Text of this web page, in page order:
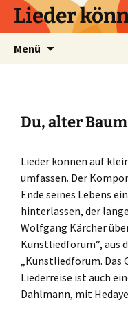
Zum
InhaltLieder
Menü
Du, alter
Lieder können auf
umfassen. Der
Ende seines Lebens
hinterlassen, der
Wolfgang Kärcher
Kunstliedforum“, aus
„Kunstliedforum. Das
Liederreise ist auch
Dahlmann, mit